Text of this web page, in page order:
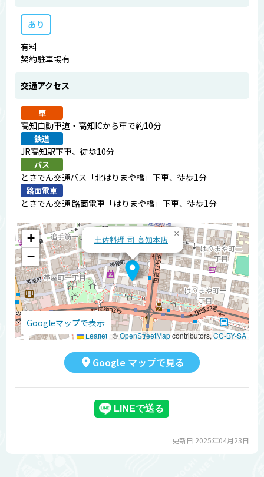
あり
有料
契約駐車場有
交通アクセス
車
高知自動車道・高知ICから車で約10分
鉄道
JR高知駅下車、徒歩10分
バス
とさでん交通バス「北はりまや橋」下車、徒歩1分
路面電車
とさでん交通 路面電車「はりまや橋」下車、徒歩1分
土佐料理 司 高知本店
×
+
−
Leaflet | ©OpenStreetMapcontributors, CC-BY-SA
Googleマップで表示
Google マップで見る
更新日 2025年04月23日